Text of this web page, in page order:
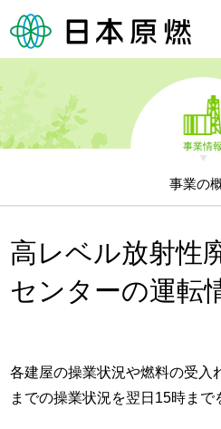
事業情報
事業の
高レベル放射性
センターの運転
各建屋の操業状況や燃料の受入
までの操業状況を翌日15時まで